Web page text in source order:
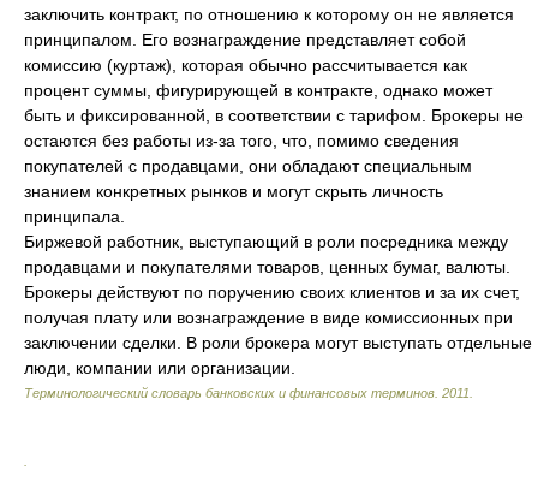
заключить контракт, по отношению к которому он не является
принципалом. Его вознаграждение представляет собой
комиссию (куртаж), которая обычно рассчитывается как
процент суммы, фигурирующей в контракте, однако может
быть и фиксированной, в соответствии с тарифом. Брокеры не
остаются без работы из-за того, что, помимо сведения
покупателей с продавцами, они обладают специальным
знанием конкретных рынков и могут скрыть личность
принципала.
Биржевой работник, выступающий в роли посредника между
продавцами и покупателями товаров, ценных бумаг, валюты.
Брокеры действуют по поручению своих клиентов и за их счет,
получая плату или вознаграждение в виде комиссионных при
заключении сделки. В роли брокера могут выступать отдельные
люди, компании или организации.
Терминологический словарь банковских и финансовых терминов 2011